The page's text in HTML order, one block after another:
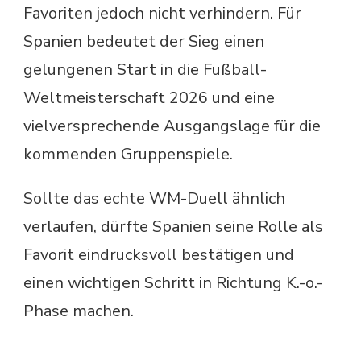
Favoriten jedoch nicht verhindern. Für
Spanien bedeutet der Sieg einen
gelungenen Start in die Fußball-
Weltmeisterschaft 2026 und eine
vielversprechende Ausgangslage für die
kommenden Gruppenspiele.
Sollte das echte WM-Duell ähnlich
verlaufen, dürfte Spanien seine Rolle als
Favorit eindrucksvoll bestätigen und
einen wichtigen Schritt in Richtung K.-o.-
Phase machen.